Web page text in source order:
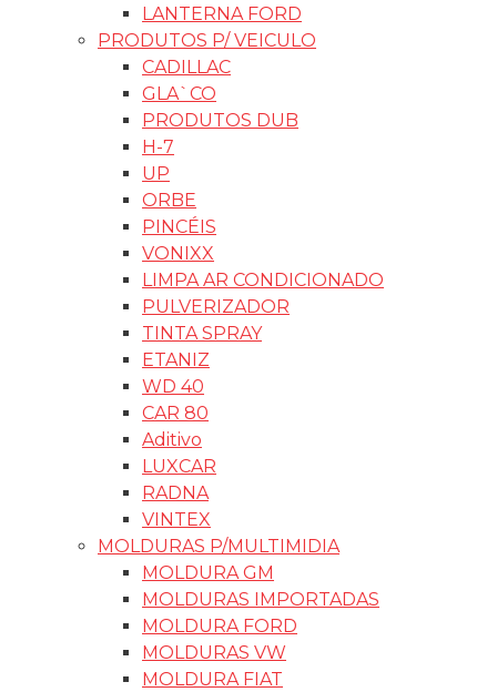
LANTERNA FORD
PRODUTOS P/ VEICULO
CADILLAC
GLA`CO
PRODUTOS DUB
H-7
UP
ORBE
PINCÉIS
VONIXX
LIMPA AR CONDICIONADO
PULVERIZADOR
TINTA SPRAY
ETANIZ
WD 40
CAR 80
Aditivo
LUXCAR
RADNA
VINTEX
MOLDURAS P/MULTIMIDIA
MOLDURA GM
MOLDURAS IMPORTADAS
MOLDURA FORD
MOLDURAS VW
MOLDURA FIAT